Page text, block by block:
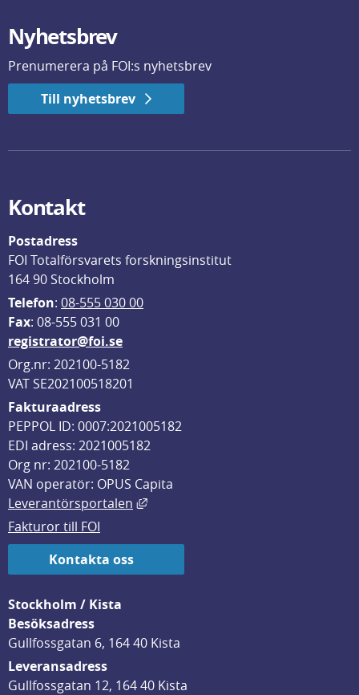
Nyhetsbrev
Prenumerera på FOI:s nyhetsbrev
Till nyhetsbrev
Kontakt
Postadress
FOI Totalförsvarets forskningsinstitut
164 90 Stockholm
Telefon: 08-555 030 00
Fax: 08-555 031 00
registrator@foi.se
Org.nr: 202100-5182
VAT SE202100518201
Fakturaadress
PEPPOL ID: 0007:2021005182
EDI adress: 2021005182
Org nr: 202100-5182
VAN operatör: OPUS Capita
Leverantörsportalen
Länk till annan webbplats, öppnas
Fakturor till FOI
Kontakta oss
Stockholm / Kista
Besöksadress
Gullfossgatan 6, 164 40 Kista
Leveransadress
Gullfossgatan 12, 164 40 Kista